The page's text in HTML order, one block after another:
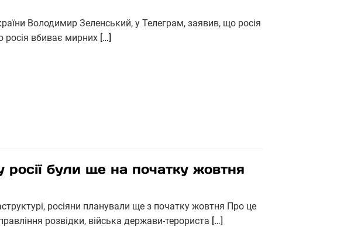
Володимир Зеленський, у Телеграм, заявив, що росія
росія вбиває мирних […]
були ще на початку жовтня
росіяни планували ще з початку жовтня Про це
розвідки, війська держави-терориста […]